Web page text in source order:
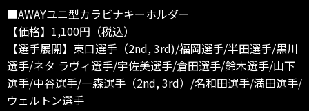
■AWAYユニ型カラビナキーホルダー
【価格】1,100円（税込）
【選手展開】東口選手（2nd, 3rd)/福岡選手/半田選手/黒川
選手/ネタ ラヴィ選手/宇佐美選手/倉田選手/鈴木選手/山下
選手/中谷選手/一森選手（2nd, 3rd）/名和田選手/満田選手/
ウェルトン選手